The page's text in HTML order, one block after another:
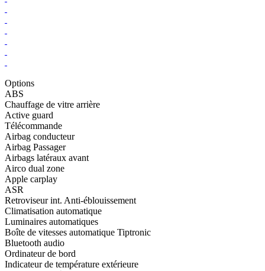
Options
ABS
Chauffage de vitre arrière
Active guard
Télécommande
Airbag conducteur
Airbag Passager
Airbags latéraux avant
Airco dual zone
Apple carplay
ASR
Retroviseur int. Anti-éblouissement
Climatisation automatique
Luminaires automatiques
Boîte de vitesses automatique Tiptronic
Bluetooth audio
Ordinateur de bord
Indicateur de température extérieure